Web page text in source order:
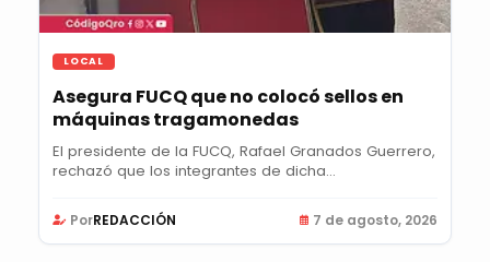
LOCAL
Asegura FUCQ que no colocó sellos en
máquinas tragamonedas
El presidente de la FUCQ, Rafael Granados Guerrero,
rechazó que los integrantes de dicha...
PorREDACCIÓN 7 de agosto, 2026